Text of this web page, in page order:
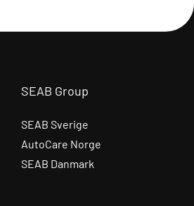
SEAB Group
SEAB Sverige
AutoCare Norge
SEAB Danmark